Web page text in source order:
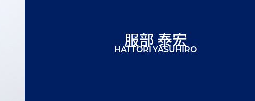
服部 泰宏
HATTORI YASUHIRO